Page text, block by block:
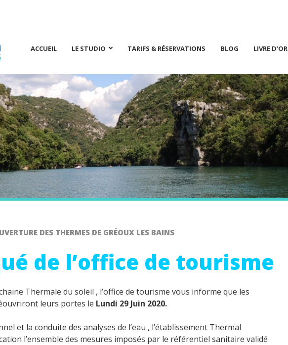
ACCUEIL LE STUDIO TARIFS & RÉSERVATIONS BLOG LIVRE D’OR
DES THERMES DE GRÉOUX LES BAINS
de l’office de tourisme
Thermale du soleil , l’office de tourisme vous informe que les
leurs portes le Lundi 29 Juin 2020.
et la conduite des analyses de l’eau , l’établissement Thermal
l’ensemble des mesures imposés par le référentiel sanitaire validé